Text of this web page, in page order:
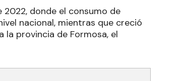
donde el consumo de
nacional, mientras que creció
la provincia de Formosa, el